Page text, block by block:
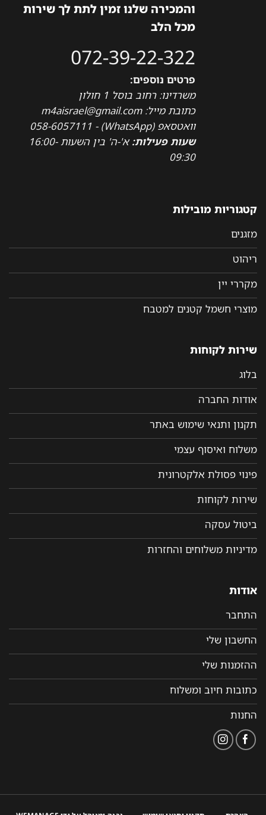
והמכירה שלנו זמין לתת לך שירות
מכל הלב
072-39-22-322
פרטים נוספים:
משרדינו: רחוב בוסל 1 חולון
כתובת מייל: m4aisrael@gmail.com
וואטסאפ (WhatsApp) - 058-6057111
שעות פעילות:
א'-ה' בין השעות 16:00-
09:30
קטגוריות מובילות
מזגנים
ריהוט
מקררי יין
מוצרי חשמל קטנים למטבח
שירות לקוחות
בלוג
אודות החברה
תקנון ותנאי שימוש באתר
משלוח ואיסוף עצמי
פינוי פסולת אלקטרונית
שירות לקוחות
ביטול עסקה
מדיניות משלוחים והחזרות
אודות
התחבר
החשבון שלי
ההזמנות שלי
כתובות חיוב ומשלוח
החנות